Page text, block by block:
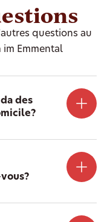
questions au
im Emmental
des